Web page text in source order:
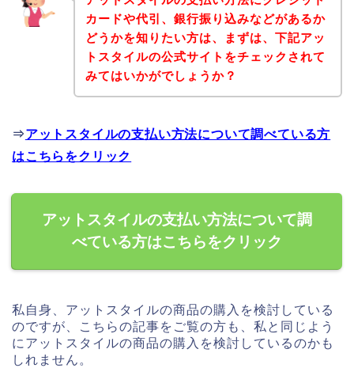
カードや代引、銀行振り込みなどがあるか
どうかを知りたい方は、まずは、下記アッ
トスタイルの公式サイトをチェックされて
みてはいかがでしょうか？
⇒アットスタイルの支払い方法について調べている方
はこちらをクリック
アットスタイルの支払い方法について調
べている方はこちらをクリック
私自身、アットスタイルの商品の購入を検討している
のですが、こちらの記事をご覧の方も、私と同じよう
にアットスタイルの商品の購入を検討しているのかも
しれません。